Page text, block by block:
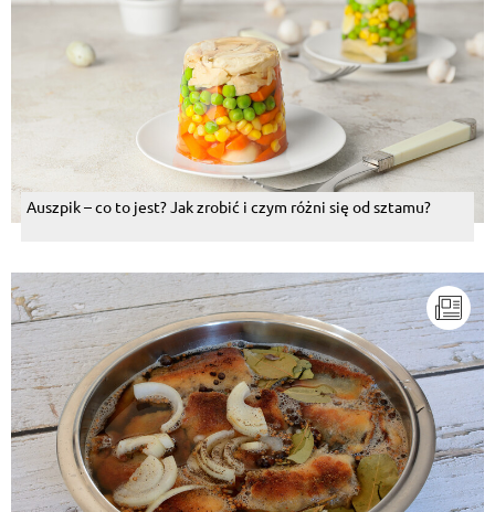
Auszpik – co to jest? Jak zrobić i czym różni się od sztamu?